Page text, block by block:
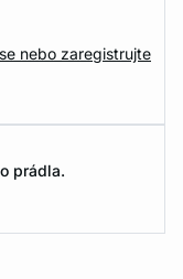
nebo zaregistrujte
prádla.